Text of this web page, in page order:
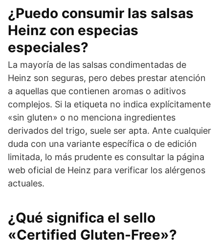
¿Puedo consumir las salsas
Heinz con especias
especiales?
La mayoría de las salsas condimentadas de
Heinz son seguras, pero debes prestar atención
a aquellas que contienen aromas o aditivos
complejos. Si la etiqueta no indica explícitamente
«sin gluten» o no menciona ingredientes
derivados del trigo, suele ser apta. Ante cualquier
duda con una variante específica o de edición
limitada, lo más prudente es consultar la página
web oficial de Heinz para verificar los alérgenos
actuales.
¿Qué significa el sello
«Certified Gluten-Free»?